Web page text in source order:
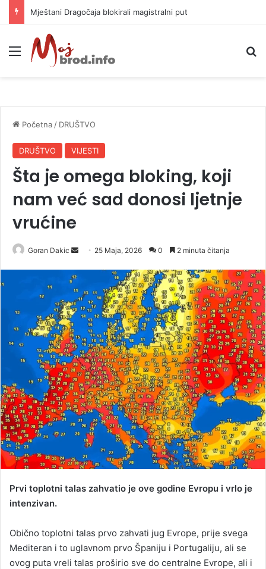
Helikopter ponovo gasi vatru u selima kod Trebinja
Meni
Početna / DRUŠTVO
DRUŠTVO VIJESTI
Šta je omega bloking, koji
nam već sad donosi ljetnje
vrućine
Goran Dakic
d
a
e
m
a
i
l
25 Maja, 2026 0 2 minuta čitanja
Prvi toplotni talas zahvatio je ove godine Evropu i vrlo je
intenzivan.
Obično toplotni talas prvo zahvati jug Evrope, prije svega
Mediteran i to uglavnom prvo Španiju i Portugaliju, ali se
ovog puta vreli talas proširio sve do centralne Evrope, ali i